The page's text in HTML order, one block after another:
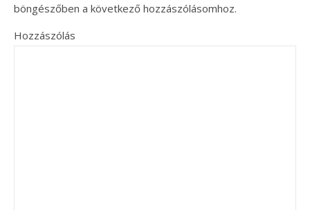
böngészőben a következő hozzászólásomhoz.
Hozzászólás